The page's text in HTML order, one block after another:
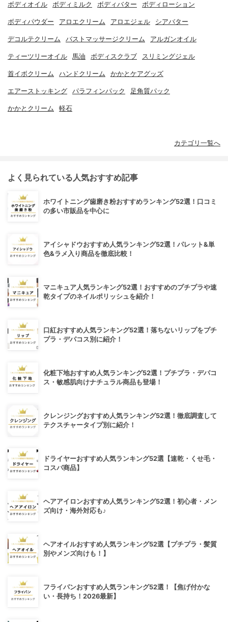
ボディオイル ボディミルク ボディバター ボディローション
ボディパウダー アロエクリーム アロエジェル シアバター
デコルテクリーム バストマッサージクリーム アルガンオイル
ティーツリーオイル 馬油 ボディスクラブ スリミングジェル
首イボクリーム ハンドクリーム かかとケアグッズ
エアーストッキング パラフィンパック 足角質パック
かかとクリーム 軽石
カテゴリ一覧へ
よく見られている人気おすすめ記事
ホワイトニング歯磨き粉おすすめランキング52選！口コミ
の多い市販品を中心に
アイシャドウおすすめ人気ランキング52選！パレット&単
色&ラメ入り商品を徹底比較！
マニキュア人気ランキング52選！おすすめのプチプラや速
乾タイプのネイルポリッシュを紹介！
口紅おすすめ人気ランキング52選！落ちないリップをプチ
プラ・デパコス別に紹介！
化粧下地おすすめ人気ランキング52選！プチプラ・デパコ
ス・敏感肌向けナチュラル商品も登場！
クレンジングおすすめ人気ランキング52選！徹底調査して
テクスチャータイプ別に紹介！
ドライヤーおすすめ人気ランキング52選【速乾・くせ毛・
コスパ商品】
ヘアアイロンおすすめ人気ランキング52選！初心者・メン
ズ向け・海外対応も♪
ヘアオイルおすすめ人気ランキング52選【プチプラ・髪質
別やメンズ向けも！】
フライパンおすすめ人気ランキング52選！【焦げ付かな
い・長持ち！2026最新】